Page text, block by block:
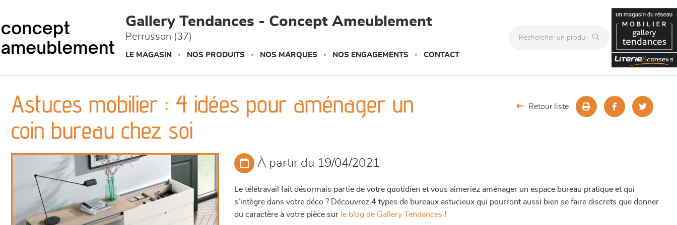
Gallery Tendances - Concept Ameublement
Perrusson (37)
LE MAGASIN NOS PRODUITS NOS MARQUES NOS ENGAGEMENTS CONTACT
Astuces mobilier : 4 idées pour aménager un
coin bureau chez soi
Retour liste
À partir du 19/04/2021
Le télétravail fait désormais partie de votre quotidien et vous aimeriez aménager un espace bureau pratique et qui
s’intègre dans votre déco ? Découvrez 4 types de bureaux astucieux qui pourront aussi bien se faire discrets que donner
du caractère à votre pièce sur le blog de Gallery Tendances !